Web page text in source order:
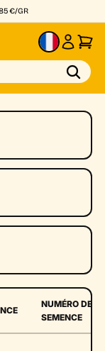
GR
FR
NUMÉRO DE
SEMENCE